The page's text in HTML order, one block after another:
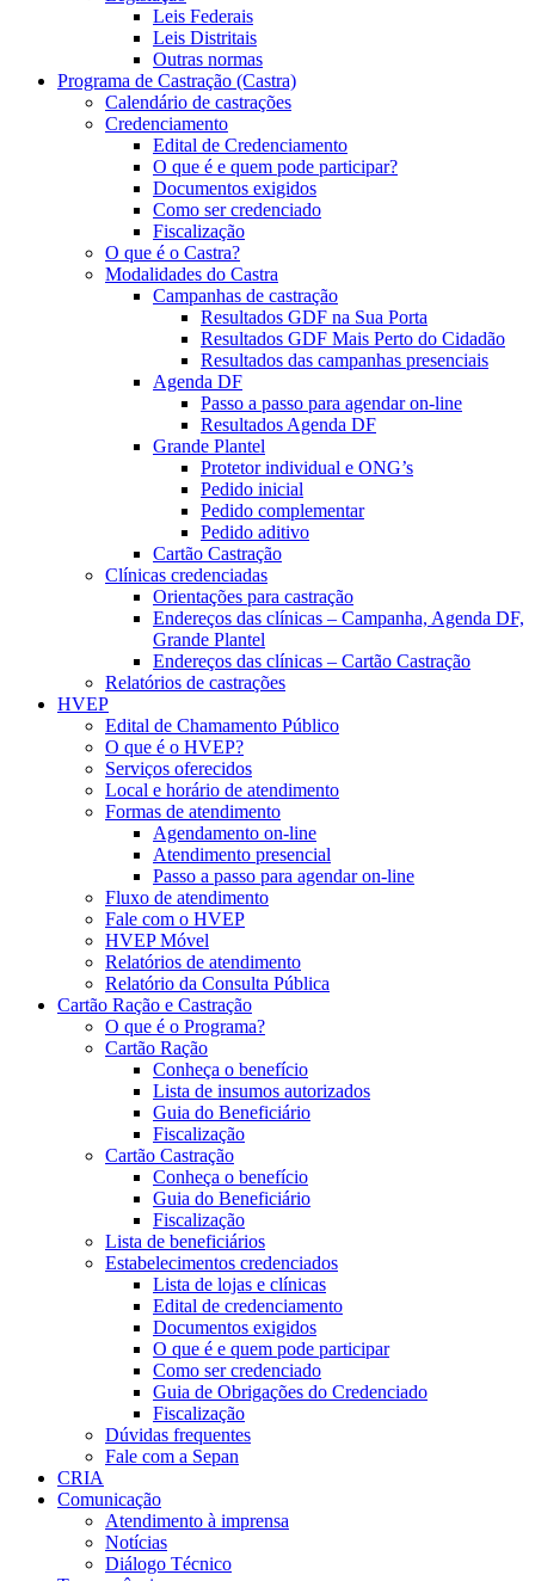
Leis Federais
Leis Distritais
Outras normas
Programa de Castração (Castra)
Calendário de castrações
Credenciamento
Edital de Credenciamento
O que é e quem pode participar?
Documentos exigidos
Como ser credenciado
Fiscalização
O que é o Castra?
Modalidades do Castra
Campanhas de castração
Resultados GDF na Sua Porta
Resultados GDF Mais Perto do Cidadão
Resultados das campanhas presenciais
Agenda DF
Passo a passo para agendar on-line
Resultados Agenda DF
Grande Plantel
Protetor individual e ONG’s
Pedido inicial
Pedido complementar
Pedido aditivo
Cartão Castração
Clínicas credenciadas
Orientações para castração
Endereços das clínicas – Campanha, Agenda DF,
Grande Plantel
Endereços das clínicas – Cartão Castração
Relatórios de castrações
HVEP
Edital de Chamamento Público
O que é o HVEP?
Serviços oferecidos
Local e horário de atendimento
Formas de atendimento
Agendamento on-line
Atendimento presencial
Passo a passo para agendar on-line
Fluxo de atendimento
Fale com o HVEP
HVEP Móvel
Relatórios de atendimento
Relatório da Consulta Pública
Cartão Ração e Castração
O que é o Programa?
Cartão Ração
Conheça o benefício
Lista de insumos autorizados
Guia do Beneficiário
Fiscalização
Cartão Castração
Conheça o benefício
Guia do Beneficiário
Fiscalização
Lista de beneficiários
Estabelecimentos credenciados
Lista de lojas e clínicas
Edital de credenciamento
Documentos exigidos
O que é e quem pode participar
Como ser credenciado
Guia de Obrigações do Credenciado
Fiscalização
Dúvidas frequentes
Fale com a Sepan
CRIA
Comunicação
Atendimento à imprensa
Notícias
Diálogo Técnico